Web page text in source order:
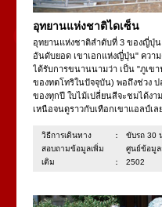
อุทยานแห่งชาติไดเซ็น
อุทยานแห่งชาติลำดับที่ 3 ของญี่ปุ่น
อันดับยอด เขาเอกแห่งญี่ปุ่น" ควา
ได้รับการขนานนามว่า เป็น "ภูเข
ของทตโทริในปัจจุบัน) พอถึงช่วง
ของทุกปี ใบไม้เปลี่ยนสีจะชมได้ง
เหนือจนดูราวกับเทือกเขาแอลป์เล
วิธีการเดินทาง：
ขับรถ 30
สอบถามข้อมูลเพิ่ม
เติม：
ศูนย์ข้อมูล
2502